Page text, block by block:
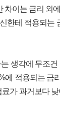
이는 금리 외
한테 적용되
생각에 무조
에 적용되는 금
가 과거보다